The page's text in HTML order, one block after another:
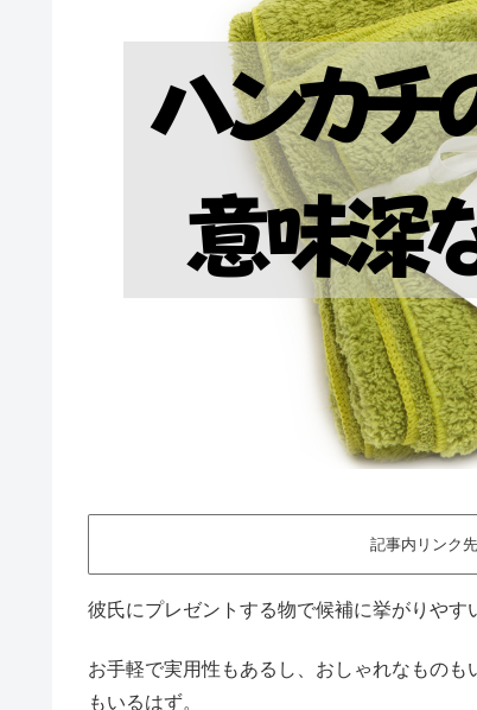
記事内リンク
彼氏にプレゼントする物で候補に挙がりやす
お手軽で実用性もあるし、おしゃれなもの
もいるはず。